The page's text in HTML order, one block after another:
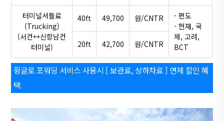
터미널셔틀료
(Trucking)
(서컨↔신항남컨
터미널)
40ft 49,700 원/CNTR
- 편도
- 현재, 국
제, 고려,
BCT
20ft 42,700 원/CNTR
윙글로 포워딩 서비스 사용시 [ 보관료, 상하차료 ] 면제 할인 혜
택